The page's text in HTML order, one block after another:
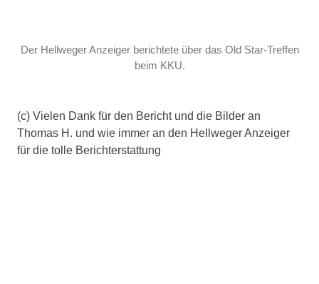
Der Hellweger Anzeiger berichtete über das Old Star-Treffen
beim KKU.
(c) Vielen Dank für den Bericht und die Bilder an
Thomas H. und wie immer an den Hellweger Anzeiger
für die tolle Berichterstattung